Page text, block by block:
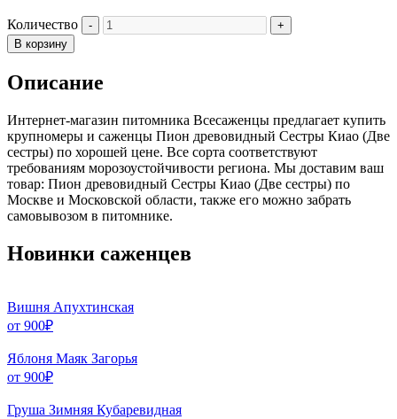
Количество
В корзину
Описание
Интернет-магазин питомника Всесаженцы предлагает купить
крупномеры и саженцы Пион древовидный Сестры Киао (Две
сестры) по хорошей цене. Все сорта соответствуют
требованиям морозоустойчивости региона. Мы доставим ваш
товар: Пион древовидный Сестры Киао (Две сестры) по
Москве и Московской области, также его можно забрать
самовывозом в питомнике.
Новинки саженцев
Вишня Апухтинская
от 900₽
Яблоня Маяк Загорья
от 900₽
Груша Зимняя Кубаревидная